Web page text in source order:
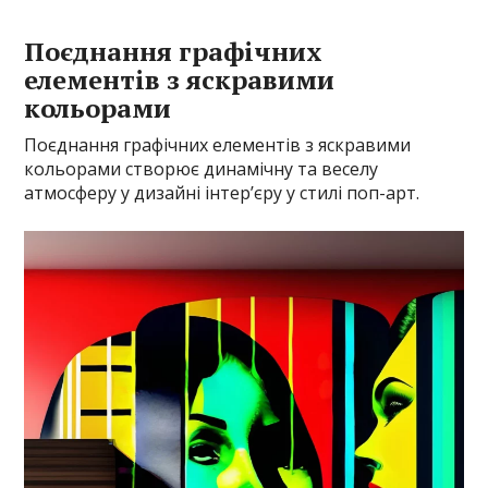
Поєднання графічних
елементів з яскравими
кольорами
Поєднання графічних елементів з яскравими
кольорами створює динамічну та веселу
атмосферу у дизайні інтер’єру у стилі поп-арт.